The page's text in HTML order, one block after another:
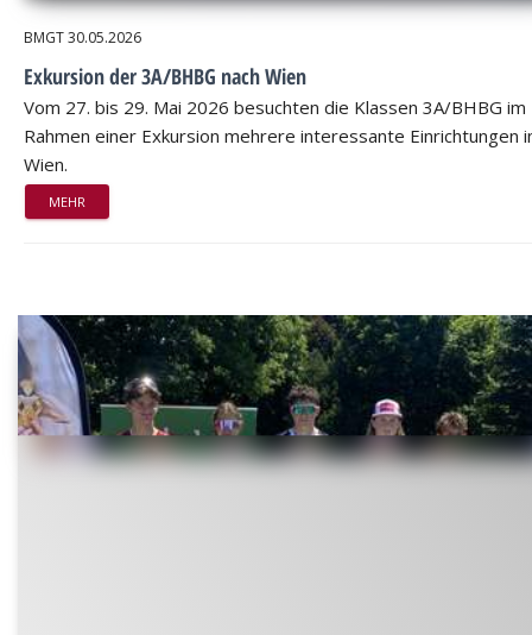
BMGT30.05.2026
Exkursion der 3A/BHBG nach Wien
Vom 27. bis 29. Mai 2026 besuchten die Klassen 3A/BHBG im
Rahmen einer Exkursion mehrere interessante Einrichtungen
Wien.
MEHR